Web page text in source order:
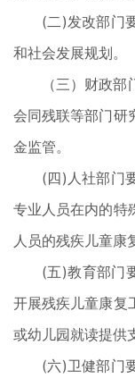
(二)发改部门
和社会发展规划。
（三）财政
会同残联等部门研
金监管。
(四)人社部门
专业人员在内的特
人员的残疾儿童康
(五)教育部门
开展残疾儿童康复
或幼儿园就读提供
(六)卫健部门